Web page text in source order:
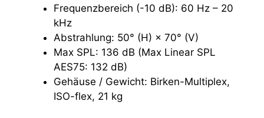
Frequenzbereich (-10 dB): 60 Hz – 20
kHz
Abstrahlung: 50° (H) × 70° (V)
Max SPL: 136 dB (Max Linear SPL
AES75: 132 dB)
Gehäuse / Gewicht: Birken-Multiplex,
ISO-flex, 21 kg